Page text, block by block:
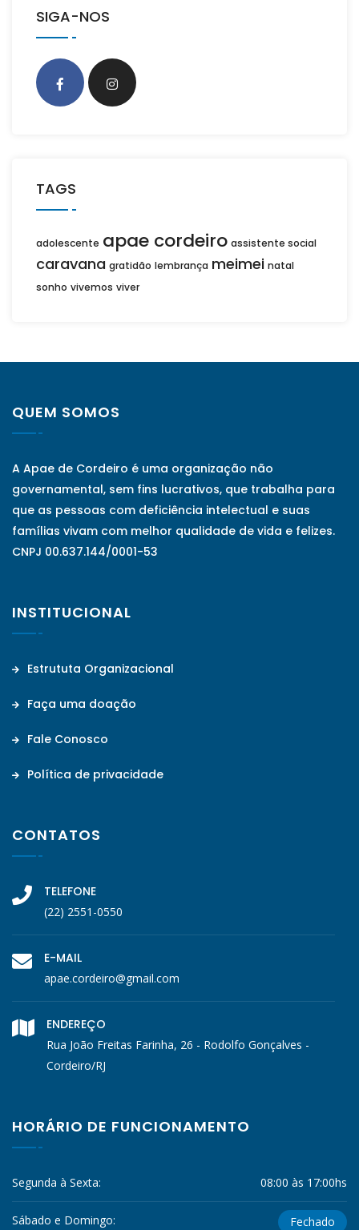
SIGA-NOS
TAGS
adolescente apae cordeiro assistente social
caravana gratidão lembrança meimei natal
sonho vivemos viver
QUEM SOMOS
A Apae de Cordeiro é uma organização não
governamental, sem fins lucrativos, que trabalha para
que as pessoas com deficiência intelectual e suas
famílias vivam com melhor qualidade de vida e felizes.
CNPJ 00.637.144/0001-53
INSTITUCIONAL
Estrututa Organizacional
Faça uma doação
Fale Conosco
Política de privacidade
CONTATOS
TELEFONE
(22) 2551-0550
E-MAIL
apae.cordeiro@gmail.com
ENDEREÇO
Rua João Freitas Farinha, 26 - Rodolfo Gonçalves -
Cordeiro/RJ
HORÁRIO DE FUNCIONAMENTO
Segunda à Sexta: 08:00 às 17:00hs
Sábado e Domingo: Fechado